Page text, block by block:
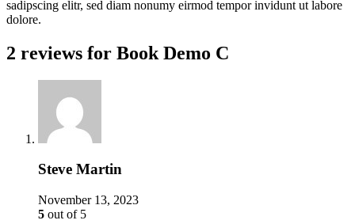
sadipscing elitr, sed diam nonumy eirmod tempor invidunt ut labore
dolore.
2 reviews for Book Demo C
Steve Martin
November 13, 2023
5 out of 5